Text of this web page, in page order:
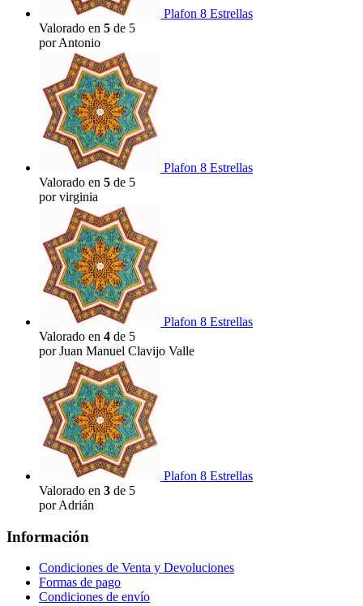
Plafon 8 Estrellas
Valorado en 5 de 5
por Antonio
Plafon 8 Estrellas
Valorado en 5 de 5
por virginia
Plafon 8 Estrellas
Valorado en 4 de 5
por Juan Manuel Clavijo Valle
Plafon 8 Estrellas
Valorado en 3 de 5
por Adrián
Información
Condiciones de Venta y Devoluciones
Formas de pago
Condiciones de envío